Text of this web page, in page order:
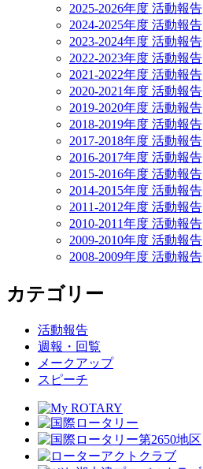
2025-2026年度 活動報告
2024-2025年度 活動報告
2023-2024年度 活動報告
2022-2023年度 活動報告
2021-2022年度 活動報告
2020-2021年度 活動報告
2019-2020年度 活動報告
2018-2019年度 活動報告
2017-2018年度 活動報告
2016-2017年度 活動報告
2015-2016年度 活動報告
2014-2015年度 活動報告
2011-2012年度 活動報告
2010-2011年度 活動報告
2009-2010年度 活動報告
2008-2009年度 活動報告
カテゴリー
活動報告
週報・回覧
メークアップ
スピーチ